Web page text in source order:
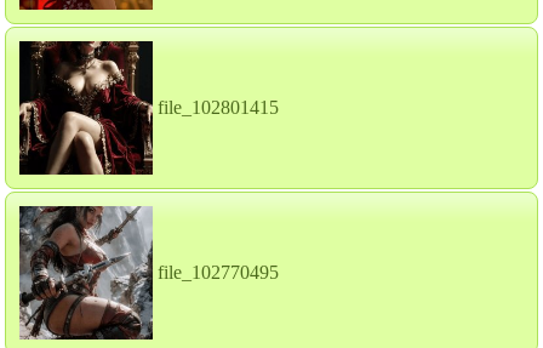
file_102801415
file_102770495